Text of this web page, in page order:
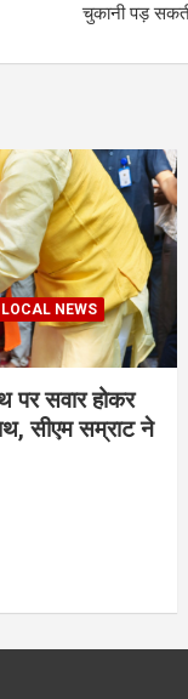
चुकानी पड़
LOCAL NEWS
पर सवार होकर
सीएम सम्राट ने